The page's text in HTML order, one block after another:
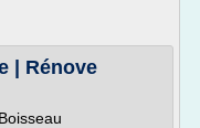
| Rénove